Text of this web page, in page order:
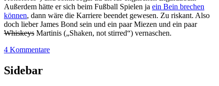
Außerdem hätte er sich beim Fußball Spielen ja ein Bein brechen
können, dann wäre die Karriere beendet gewesen. Zu riskant. Also
doch lieber James Bond sein und ein paar Miezen und ein paar
Whiskeys Martinis („Shaken, not stirred“) vernaschen.
4 Kommentare
Sidebar